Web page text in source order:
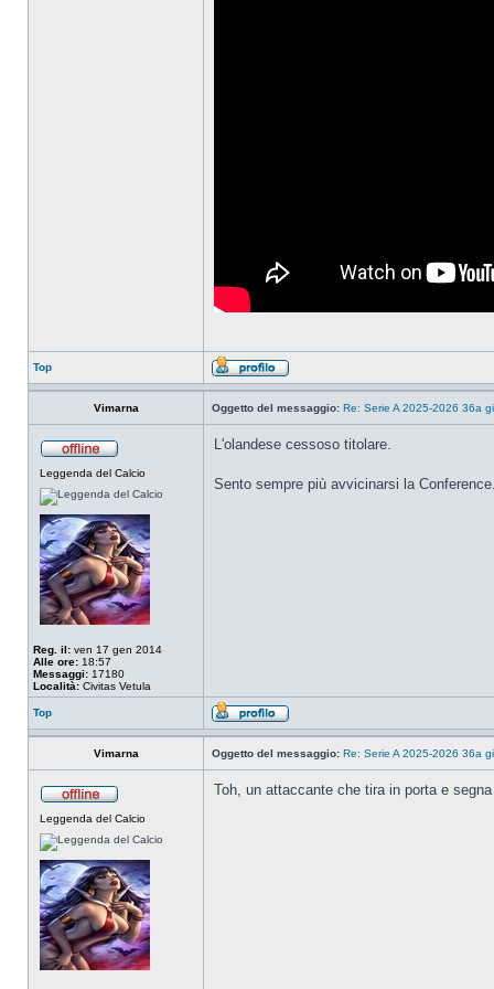
Top
Vimarna Oggetto del messaggio: Re: Serie A 2025-2026 36a
Leggenda del Calcio
Reg. il: ven 17 gen 2014
Alle ore: 18:57
Messaggi: 17180
Località: Civitas Vetula
L'olandese cessoso titolare.
Sento sempre più avvicinarsi la
Top
Vimarna Oggetto del messaggio: Re: Serie A 2025-2026 36a
Leggenda del Calcio
Toh, un attaccante che tira in porta e